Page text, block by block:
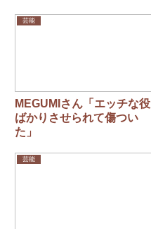
芸能
MEGUMIさん「エッチな役
ばかりさせられて傷つい
た」
芸能